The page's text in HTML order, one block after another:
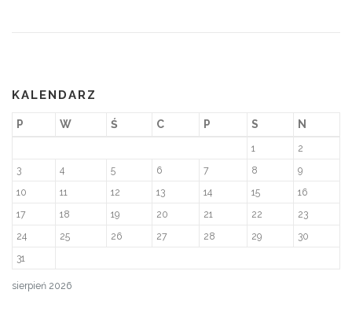
KALENDARZ
sierpień 2026
P W Ś C P S N
1
2
3
4 5 6 7 8
9
10
11 12 13 14 15
16
17
18 19 20 21 22
23
24
25 26 27 28 29
30
31